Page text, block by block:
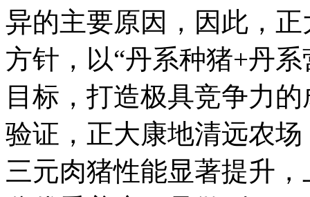
异的主要原因，因此，
方针，以“丹系种猪+丹
目标，打造极具竞争力
验证，正大康地清远农
三元肉猪性能显著提升